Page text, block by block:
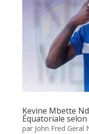
Kevine Mbette
Équatoriale
par John Fred Geral